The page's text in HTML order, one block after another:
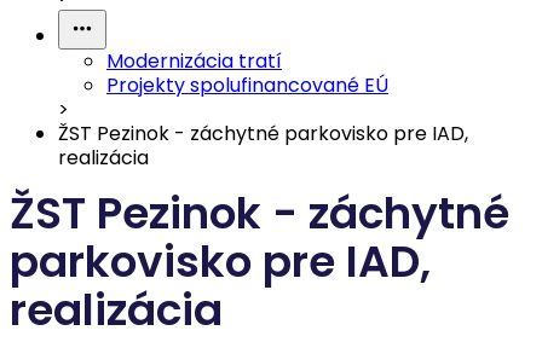
Modernizácia tratí
Projekty spolufinancované EÚ
>
ŽST Pezinok - záchytné parkovisko pre IAD,
realizácia
ŽST Pezinok - záchytné
parkovisko pre IAD,
realizácia